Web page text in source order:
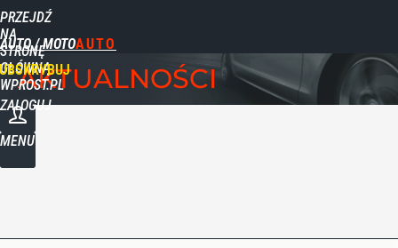
PRZEJDŹ
NA
STRONĘ
GŁÓWNĄ
WPROST.PL
AUTO / MOTO
ZALOGUJ
MENU
AKTUALNOŚCI